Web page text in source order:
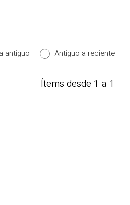
DEL
antiguo
Antiguo a reciente
Ítems desde 1 a 1